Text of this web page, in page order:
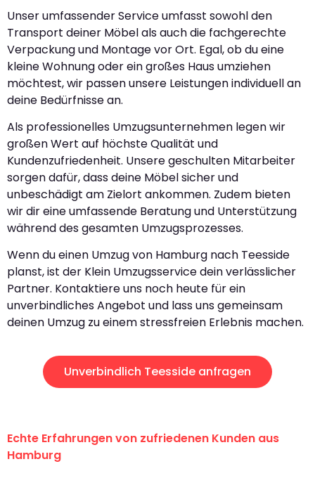
Unser umfassender Service umfasst sowohl den
Transport deiner Möbel als auch die fachgerechte
Verpackung und Montage vor Ort. Egal, ob du eine
kleine Wohnung oder ein großes Haus umziehen
möchtest, wir passen unsere Leistungen individuell an
deine Bedürfnisse an.
Als professionelles Umzugsunternehmen legen wir
großen Wert auf höchste Qualität und
Kundenzufriedenheit. Unsere geschulten Mitarbeiter
sorgen dafür, dass deine Möbel sicher und
unbeschädigt am Zielort ankommen. Zudem bieten
wir dir eine umfassende Beratung und Unterstützung
während des gesamten Umzugsprozesses.
Wenn du einen Umzug von Hamburg nach Teesside
planst, ist der Klein Umzugsservice dein verlässlicher
Partner. Kontaktiere uns noch heute für ein
unverbindliches Angebot und lass uns gemeinsam
deinen Umzug zu einem stressfreien Erlebnis machen.
Unverbindlich Teesside anfragen
Echte Erfahrungen von zufriedenen Kunden aus
Hamburg